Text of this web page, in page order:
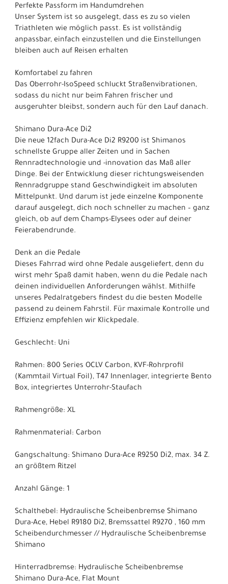
Perfekte Passform im Handumdrehen
Unser System ist so ausgelegt, dass es zu so vielen
Triathleten wie möglich passt. Es ist vollständig
anpassbar, einfach einzustellen und die Einstellungen
bleiben auch auf Reisen erhalten
Komfortabel zu fahren
Das Oberrohr-IsoSpeed schluckt Straßenvibrationen,
sodass du nicht nur beim Fahren frischer und
ausgeruhter bleibst, sondern auch für den Lauf danach.
Shimano Dura-Ace Di2
Die neue 12fach Dura-Ace Di2 R9200 ist Shimanos
schnellste Gruppe aller Zeiten und in Sachen
Rennradtechnologie und -innovation das Maß aller
Dinge. Bei der Entwicklung dieser richtungsweisenden
Rennradgruppe stand Geschwindigkeit im absoluten
Mittelpunkt. Und darum ist jede einzelne Komponente
darauf ausgelegt, dich noch schneller zu machen – ganz
gleich, ob auf dem Champs-Elysees oder auf deiner
Feierabendrunde.
Denk an die Pedale
Dieses Fahrrad wird ohne Pedale ausgeliefert, denn du
wirst mehr Spaß damit haben, wenn du die Pedale nach
deinen individuellen Anforderungen wählst. Mithilfe
unseres Pedalratgebers findest du die besten Modelle
passend zu deinem Fahrstil. Für maximale Kontrolle und
Effizienz empfehlen wir Klickpedale.
Geschlecht: Uni
Rahmen: 800 Series OCLV Carbon, KVF-Rohrprofil
(Kammtail Virtual Foil), T47 Innenlager, integrierte Bento
Box, integriertes Unterrohr-Staufach
Rahmengröße: XL
Rahmenmaterial: Carbon
Gangschaltung: Shimano Dura-Ace R9250 Di2, max. 34 Z.
an größtem Ritzel
Anzahl Gänge: 1
Schalthebel: Hydraulische Scheibenbremse Shimano
Dura-Ace, Hebel R9180 Di2, Bremssattel R9270 , 160 mm
Scheibendurchmesser // Hydraulische Scheibenbremse
Shimano
Hinterradbremse: Hydraulische Scheibenbremse
Shimano Dura-Ace, Flat Mount